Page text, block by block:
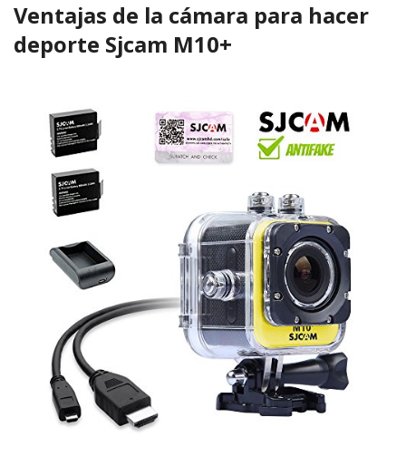
Ventajas de la cámara para hacer
deporte Sjcam M10+